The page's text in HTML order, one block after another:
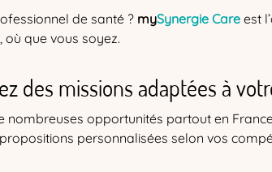
de santé ? mySynergie Care est
où que vous soyez.
des missions adaptées à
nombreuses opportunités partout en
personnalisées selon vos